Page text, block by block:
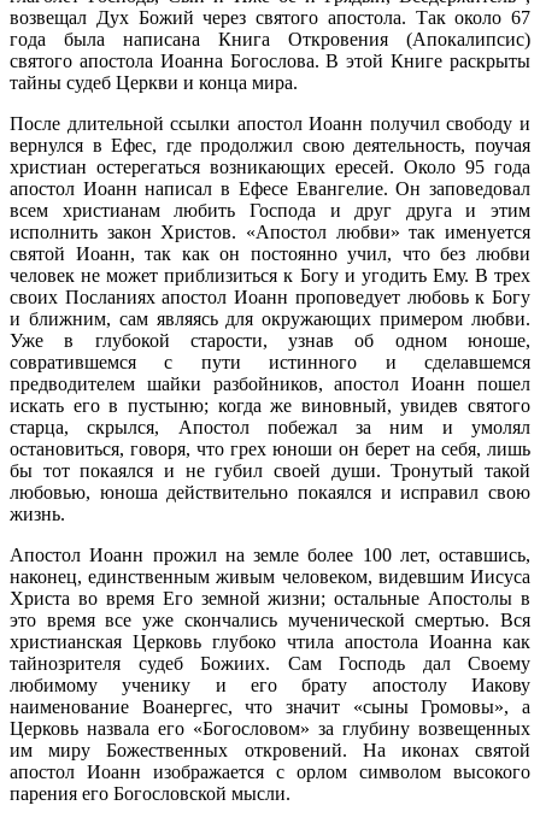
возвещал Дух Божий через святого апостола. Так около 67
года была написана Книга Откровения (Апокалипсис)
святого апостола Иоанна Богослова. В этой Книге раскрыты
тайны судеб Церкви и конца мира.
После длительной ссылки апостол Иоанн получил свободу и
вернулся в Ефес, где продолжил свою деятельность, поучая
христиан остерегаться возникающих ересей. Около 95 года
апостол Иоанн написал в Ефесе Евангелие. Он заповедовал
всем христианам любить Господа и друг друга и этим
исполнить закон Христов. «Апостол любви» так именуется
святой Иоанн, так как он постоянно учил, что без любви
человек не может приблизиться к Богу и угодить Ему. В трех
своих Посланиях апостол Иоанн проповедует любовь к Богу
и ближним, сам являясь для окружающих примером любви.
Уже в глубокой старости, узнав об одном юноше,
совратившемся с пути истинного и сделавшемся
предводителем шайки разбойников, апостол Иоанн пошел
искать его в пустыню; когда же виновный, увидев святого
старца, скрылся, Апостол побежал за ним и умолял
остановиться, говоря, что грех юноши он берет на себя, лишь
бы тот покаялся и не губил своей души. Тронутый такой
любовью, юноша действительно покаялся и исправил свою
жизнь.
Апостол Иоанн прожил на земле более 100 лет, оставшись,
наконец, единственным живым человеком, видевшим Иисуса
Христа во время Его земной жизни; остальные Апостолы в
это время все уже скончались мученической смертью. Вся
христианская Церковь глубоко чтила апостола Иоанна как
тайнозрителя судеб Божиих. Сам Господь дал Своему
любимому ученику и его брату апостолу Иакову
наименование Воанергес, что значит «сыны Громовы», а
Церковь назвала его «Богословом» за глубину возвещенных
им миру Божественных откровений. На иконах святой
апостол Иоанн изображается с орлом символом высокого
парения его Богословской мысли.